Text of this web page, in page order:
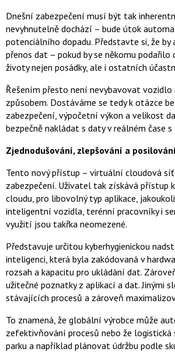
Dnešní zabezpečení musí být tak
nevyhnutelně dochází – bude útok
potenciálního dopadu. Představte si, že
přenos dat – pokud by se někomu
životy nejen posádky, ale i ostatních
Řešením přesto není nevybavovat
způsobem. Dostáváme se tedy k otázce
zabezpečení, výpočetní výkon a velikost
bezpečně nakládat s daty v reálném čase
Zjednodušování, zlepšování a posilování
Tento nový přístup – virtuální cloudová
zabezpečení. Uživatel tak získává
cloudu, pro libovolný typ aplikace,
inteligentní vozidla, terénní pracovníky i
využití jsou takřka neomezené.
Představuje určitou kyberhygienickou
inteligenci, která byla zakódovaná v
rozsah a kapacitu pro ukládání dat.
užitečné poznatky z aplikací a dat. Jinými
stávajících procesů a zároveň
To znamená, že globální výrobce může
zefektivňování procesů nebo že
parku a například plánovat údržbu podle